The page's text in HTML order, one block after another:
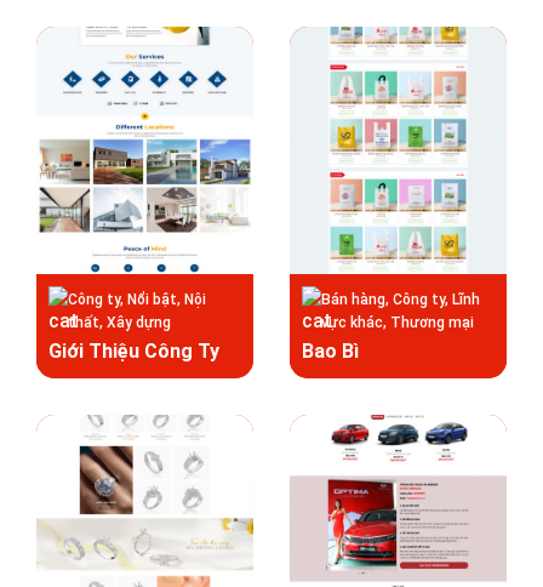
Công ty, Nổi bật, Nội
thất, Xây dựng
Giới Thiệu Công Ty
Bán hàng, Công ty, Lĩnh
vực khác, Thương mại
Bao Bì